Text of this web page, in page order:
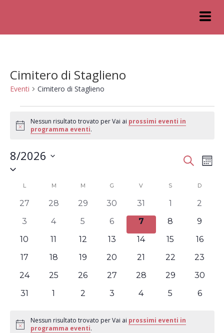
Cimitero di Staglieno
Eventi Cimitero di Staglieno
Notice
Nessun risultato trovato per Vai ai prossimi eventi in
programma eventi.
Eventi
CercaMese
8/2026
Seleziona
data.
Calendario
di
Eventi
L M M G V S D
0
27
0
28
0
29
0
eventi
30
0
eventi
31
01
0
2
0
3
0
4
0
5
0
eventi
6
0
eventi
7
0
8
0
9
0
10
0
11
0
12
0
13
0
14
0
15
0
16
0
17
0
18
0
19
0
20
0
21
0
22
0
23
0
24
0
25
0
26
0
27
0
28
0
29
0
30
0
31
01
0
2
0
3
0
4
0
5
0
6
Notice
Nessun risultato trovato per Vai ai prossimi eventi in
programma eventi.